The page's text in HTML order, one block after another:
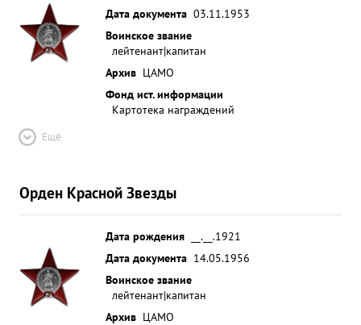
Дата документа 03.11.1953
Воинское звание
лейтенант|капитан
Архив ЦАМО
Фонд ист. информации
Картотека награждений
Ещё
Орден Красной Звезды
Дата рождения
__.__.1921
Дата документа 14.05.1956
Воинское звание
лейтенант|капитан
Архив ЦАМО